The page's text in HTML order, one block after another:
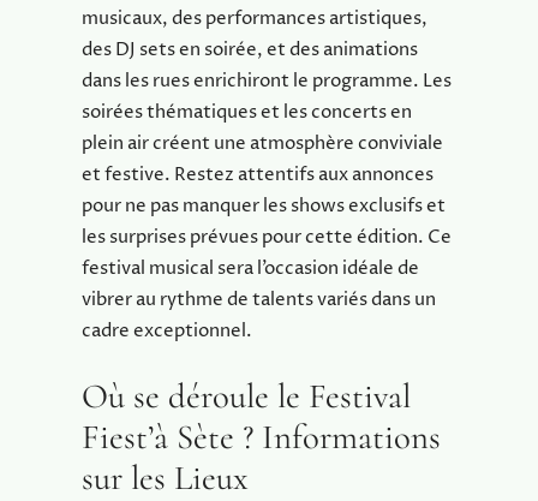
musicaux, des performances artistiques,
des DJ sets en soirée, et des animations
dans les rues enrichiront le programme. Les
soirées thématiques et les concerts en
plein air créent une atmosphère conviviale
et festive. Restez attentifs aux annonces
pour ne pas manquer les shows exclusifs et
les surprises prévues pour cette édition. Ce
festival musical sera l’occasion idéale de
vibrer au rythme de talents variés dans un
cadre exceptionnel.
Où se déroule le Festival
Fiest’à Sète ? Informations
sur les Lieux